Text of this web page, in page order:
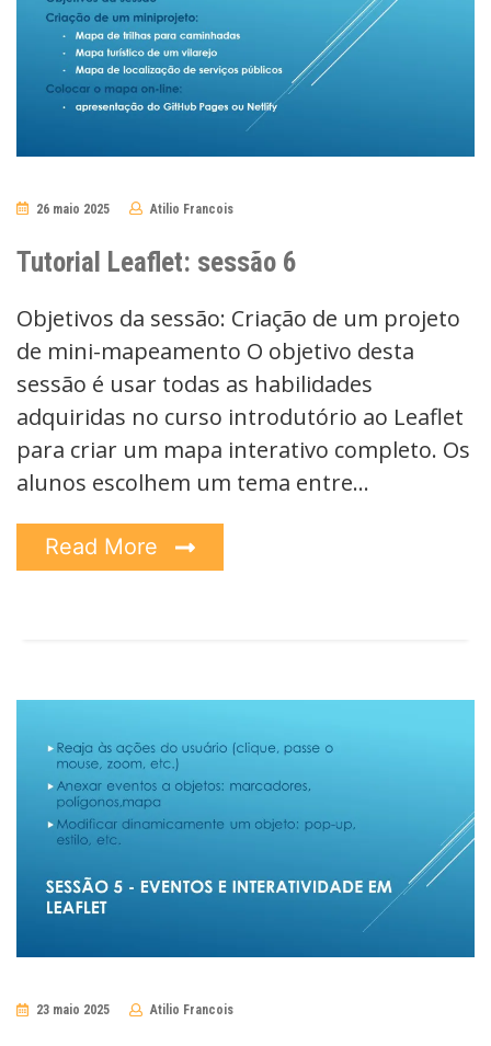
26 maio 2025 Atilio Francois
Tutorial Leaflet: sessão 6
Objetivos da sessão: Criação de um projeto
de mini-mapeamento O objetivo desta
sessão é usar todas as habilidades
adquiridas no curso introdutório ao Leaflet
para criar um mapa interativo completo. Os
alunos escolhem um tema entre…
Read More
23 maio 2025 Atilio Francois